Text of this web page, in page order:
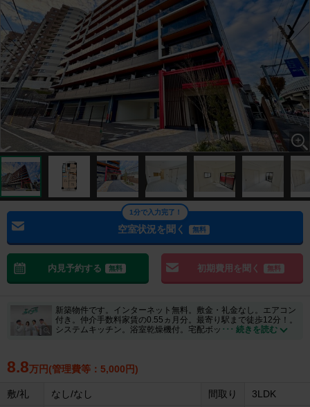
空室状況を聞く 無料
1分で入力完了！
内見予約する 無料 初期費用を聞く 無料
新築物件です。インターネット無料。敷金・礼金なし。エアコン
付き。仲介手数料家賃の0.55ヵ月分。最寄り駅まで徒歩12分！。
システムキッチン。浴室乾燥機付。宅配ボッ ･･･ 続きを読む
8.8万円(管理費等：5,000円)
敷/礼 なし/なし 間取り 3LDK